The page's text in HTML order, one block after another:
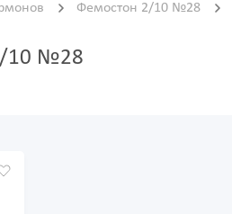
Фемостон 2/10 №28
10 №28